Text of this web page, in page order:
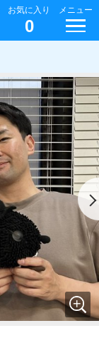
お気に入り
0
メニュー